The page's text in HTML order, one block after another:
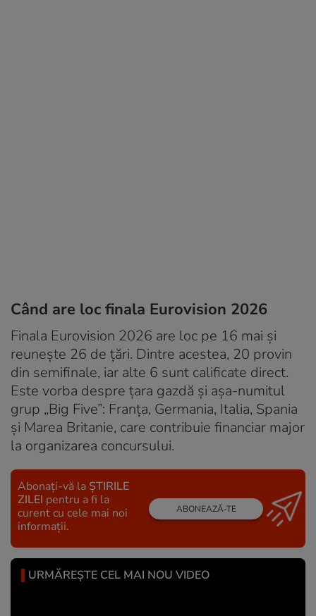
Când are loc finala Eurovision 2026
Finala Eurovision 2026 are loc pe 16 mai și
reunește 26 de țări. Dintre acestea, 20 provin
din semifinale, iar alte 6 sunt calificate direct.
Este vorba despre țara gazdă și așa-numitul
grup „Big Five”: Franța, Germania, Italia, Spania
și Marea Britanie, care contribuie financiar major
la organizarea concursului.
Abonați-vă la ȘTIRILE
ZILEI pentru a fi la
curent cu cele mai noi
informații.
ABONEAZĂ-TE
URMĂREȘTE CEL MAI NOU VIDEO